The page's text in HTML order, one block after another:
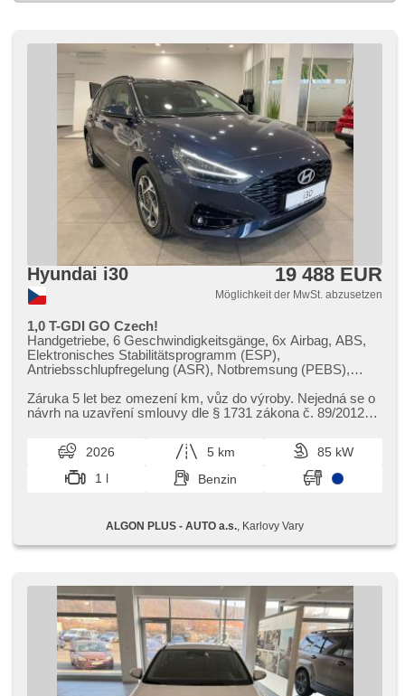
Hyundai i30 19 488 EUR
Möglichkeit der MwSt. abzusetzen
1,0 T-GDI GO Czech!
Handgetriebe, 6 Geschwindigkeitsgänge, 6x Airbag, ABS,
Elektronisches Stabilitätsprogramm (ESP),
Antriebsschlupfregelung (ASR), Notbremsung (PEBS),
limitu (SLIF), Uhr Spur, asistent jízdy v jízdním pruhu,
Überwachung der Ermüdung des Fahrers, 2-Zonen
svícení, automatické přepínání dálkových světel, Alufelgen,
erfüllt 'EURO VI', Bordcomputer, digitální přístrojový štít,
Navigation, parkovací senzory přední, parkovací senzory
zadní, Fahrkamera, Lichtsensor, Lenkrad einstellbar,
Apple CarPlay, Bluetooth, El. Seitenscheiben, El. Spiegel,
starten per Taste, Wegfahrsperre, Zentralverriegelung mit
Reifendrucksensor, Abnutzungssensor des Bremsbelages,
Vorderlichter LED, Heck LED Leuchte, Nebelscheinwerfer,
Start-Stop System, USB, Autoradio, digitální příjem rádia
(DAB), Außenthermometer, beheizte Spiegel, Teilbare
Rücksitzbank, Heckscheibenwischer, Getönte Scheiben,
zatmavená zadní skla, přední pohon, Antrieb 4x2,
Ausziehbare Kopflehnen, Garantie, digitální přístrojová
deska, malý kožený paket
Záruka 5 let bez omezení km,​ vůz do výroby. Nejedná se o
návrh na uzavření smlouvy dle § 1731 zákona č. 89/2012
2026 5 km
85 kW
1 l
Benzin
ALGON PLUS - AUTO a.s. , Karlovy Vary